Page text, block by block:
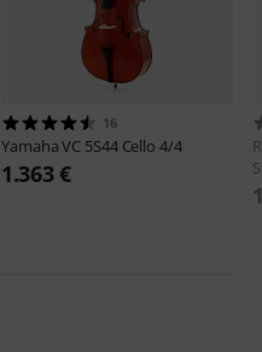
16
YamahaVC 5S44 Cello 4/4
1.363 €